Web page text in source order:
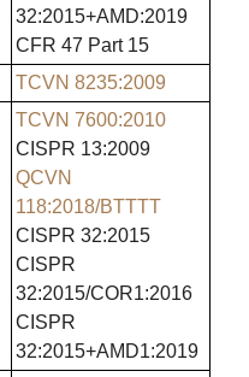
32:2015+AMD:2019
CFR 47 Part 15
TCVN 8235:2009
TCVN 7600:2010
CISPR 13:2009
QCVN
118:2018/BTTTT
CISPR 32:2015
CISPR
32:2015/COR1:2016
CISPR
32:2015+AMD1:2019